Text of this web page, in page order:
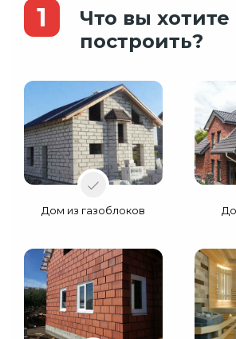
1
Что вы хотите
построить?
Дом из газоблоков